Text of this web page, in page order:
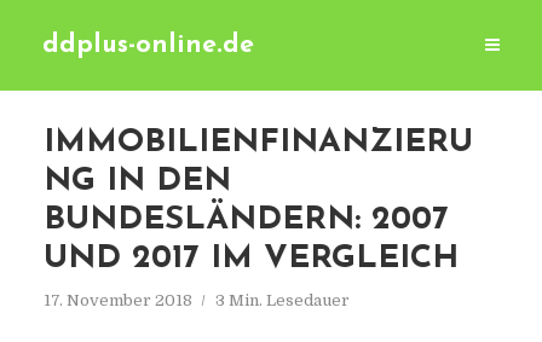
ddplus-online.de
IMMOBILIENFINANZIERU
NG IN DEN
BUNDESLÄNDERN: 2007
UND 2017 IM VERGLEICH
17. November 2018 3 Min. Lesedauer